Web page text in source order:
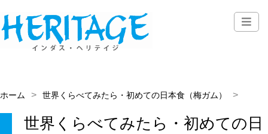
ホーム 世界くらべてみたら・初めての日本食（梅ガム）
世界くらべてみたら・初めての日